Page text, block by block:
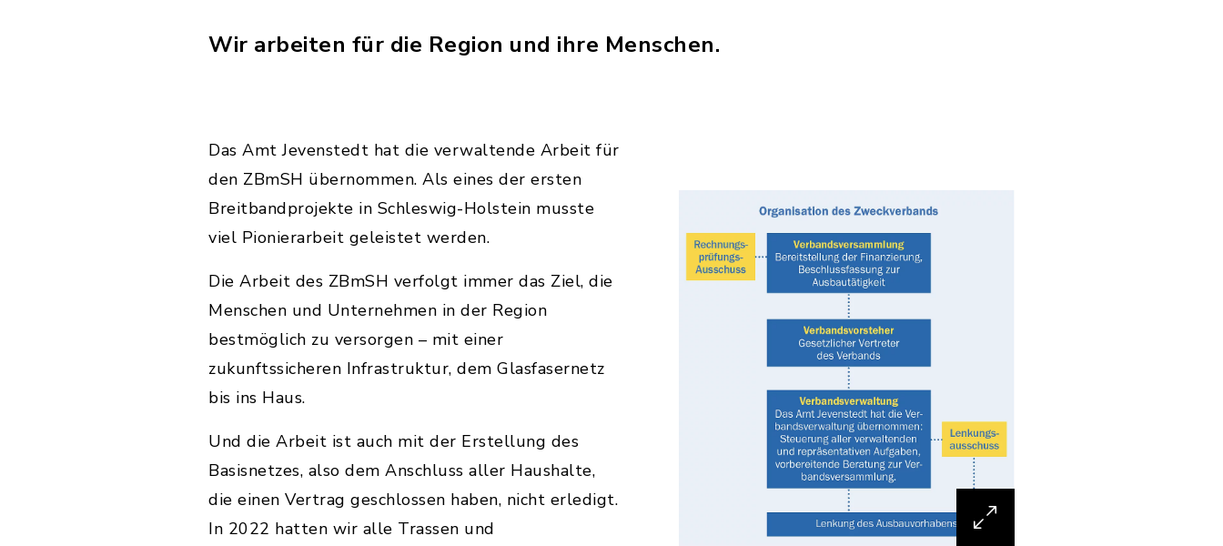
Wir arbeiten für die Region und ihre Menschen.
Das Amt Jevenstedt hat die verwaltende Arbeit für
den ZBmSH übernommen. Als eines der ersten
Breitbandprojekte in Schleswig-Holstein musste
viel Pionierarbeit geleistet werden.
Die Arbeit des ZBmSH verfolgt immer das Ziel, die
Menschen und Unternehmen in der Region
bestmöglich zu versorgen – mit einer
zukunftssicheren Infrastruktur, dem Glasfasernetz
bis ins Haus.
Und die Arbeit ist auch mit der Erstellung des
Basisnetzes, also dem Anschluss aller Haushalte,
die einen Vertrag geschlossen haben, nicht erledigt.
In 2022 hatten wir alle Trassen und